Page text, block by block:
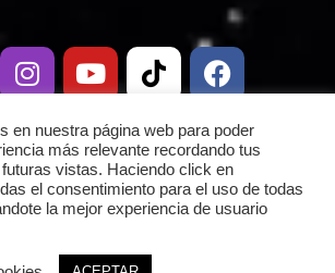
n
s
t
a
g
r
a
o
u
t
u
b
e
i
k
o
k
F
a
c
e
b
o
o
k
e
l
e
g
r
a
m
h
a
t
s
a
p
p
i
s
o
r
d
© 2026 Frontera Espacial |
en nuestra página web para poder
más relevante recordando tus
vistas. Haciendo click en
el consentimiento para el uso de todas
la mejor experiencia de usuario